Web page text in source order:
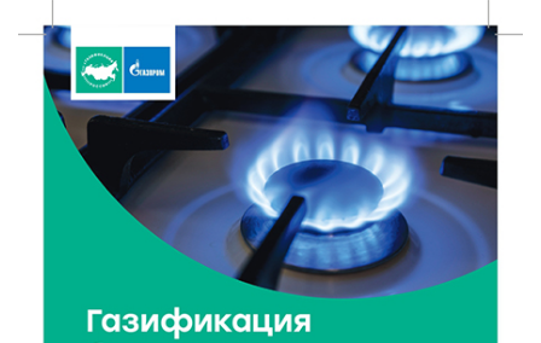
День рождения Светофора: в детском саду № 6
прошел необычный урок безопасности
6 Авг 2026 16:41 417
В Твери пройдёт дополнительный день приёма в
колледжи
241
Исследование: ежемесячная смена категорий
кешбэка создает волны спроса